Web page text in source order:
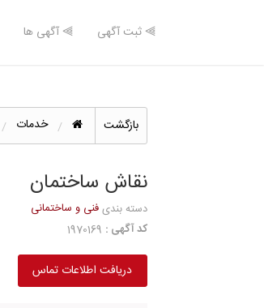
⫸ ثبت آگهی ⫸ آگهی ها
بازگشت خدمات
نقاش ساختمان
دسته بندیفنی و ساختمانی
کد آگهی :
دریافت اطلاعات تماس